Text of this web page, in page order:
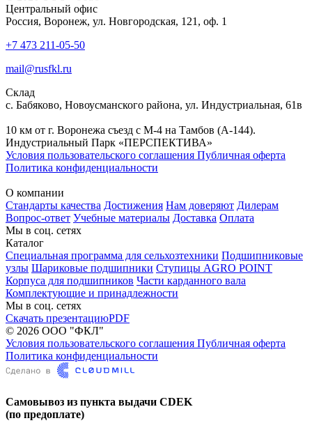
Центральный офис
Россия, Воронеж, ул. Новгородская, 121, оф. 1
+7 473 211-05-50
mail@rusfkl.ru
Склад
с. Бабяково, Новоусманского района, ул. Индустриальная, 61в
10 км от г. Воронежа съезд с М-4 на Тамбов (А-144).
Индустриальный Парк «ПЕРСПЕКТИВА»
Условия пользовательского соглашения Публичная оферта
Политика конфиденциальности
О компании
Стандарты качества Достижения Нам доверяют Дилерам
Вопрос-ответ Учебные материалы Доставка Оплата
Мы в соц. сетях
Каталог
Специальная программа для сельхозтехники Подшипниковые
узлы Шариковые подшипники Ступицы AGRO POINT
Корпуса для подшипников Части карданного вала
Комплектующие и принадлежности
Мы в соц. сетях
Скачать презентациюPDF
© 2026 ООО "ФКЛ"
Условия пользовательского соглашения Публичная оферта
Политика конфиденциальности
Самовывоз из пункта выдачи CDEK
(по предоплате)